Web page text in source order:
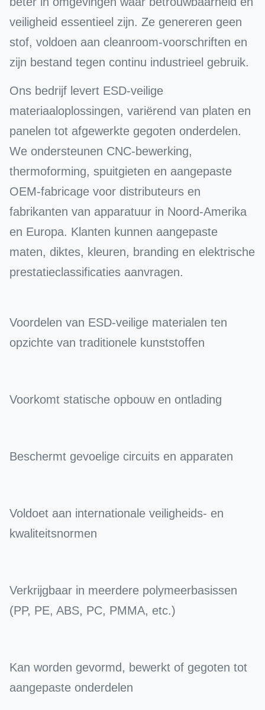
veiligheid essentieel zijn. Ze genereren geen
stof, voldoen aan cleanroom-voorschriften en
zijn bestand tegen continu industrieel gebruik.
Ons bedrijf levert ESD-veilige
materiaaloplossingen, variërend van platen en
panelen tot afgewerkte gegoten onderdelen.
We ondersteunen CNC-bewerking,
thermoforming, spuitgieten en aangepaste
OEM-fabricage voor distributeurs en
fabrikanten van apparatuur in Noord-Amerika
en Europa. Klanten kunnen aangepaste
maten, diktes, kleuren, branding en elektrische
prestatieclassificaties aanvragen.
Voordelen van ESD-veilige materialen ten
opzichte van traditionele kunststoffen
Voorkomt statische opbouw en ontlading
Beschermt gevoelige circuits en apparaten
Voldoet aan internationale veiligheids- en
kwaliteitsnormen
Verkrijgbaar in meerdere polymeerbasissen
(PP, PE, ABS, PC, PMMA, etc.)
Kan worden gevormd, bewerkt of gegoten tot
aangepaste onderdelen